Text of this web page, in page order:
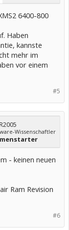
6400-800
Haben
kannste
mehr im
vor einem
#5
Wissenschaftler
- keinen neuen
Ram Revision
#6